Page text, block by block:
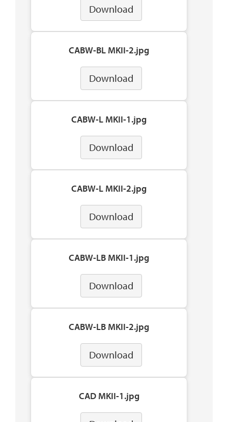
Download
CABW-BL MKII-2.jpg
Download
CABW-L MKII-1.jpg
Download
CABW-L MKII-2.jpg
Download
CABW-LB MKII-1.jpg
Download
CABW-LB MKII-2.jpg
Download
CAD MKII-1.jpg